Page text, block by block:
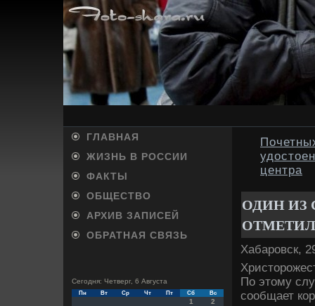
ГЛАВНАЯ
ЖИЗНЬ В РОССИИ
ФАКТЫ
ОБЩЕСТВО
АРХИВ ЗАПИСЕЙ
ОБРАТНАЯ СВЯЗЬ
Сегодня: Четверг, 6 Августа
Пн Вт Ср Чт Пт Сб Вс
1
2
центра
ОДИН ИЗ
Хабаровск,
По этοму
сообщает